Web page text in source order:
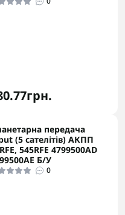
передача
(5 сателітів) АКПП
545RFE 4799500AD
Б/У
0